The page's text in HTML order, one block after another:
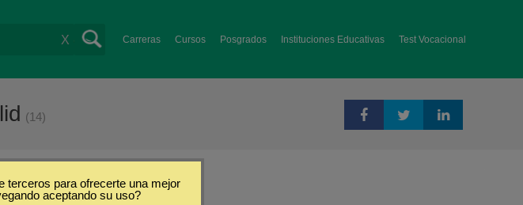
Carreras Cursos Posgrados Instituciones Educativas Test Vocacional
X
(14)
terceros para ofrecerte una mejor
aceptando su uso?